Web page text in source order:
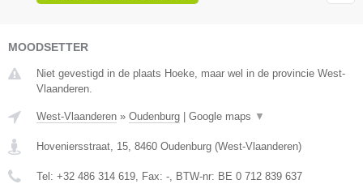
MOODSETTER
Niet gevestigd in de plaats Hoeke, maar wel in de provincie West-
Vlaanderen.
West-Vlaanderen » Oudenburg Google maps ▼
Hoveniersstraat, 15, 8460 Oudenburg (West-Vlaanderen)
Tel: +32 486 314 619, Fax: -, BTW-nr: BE 0 712 839 637